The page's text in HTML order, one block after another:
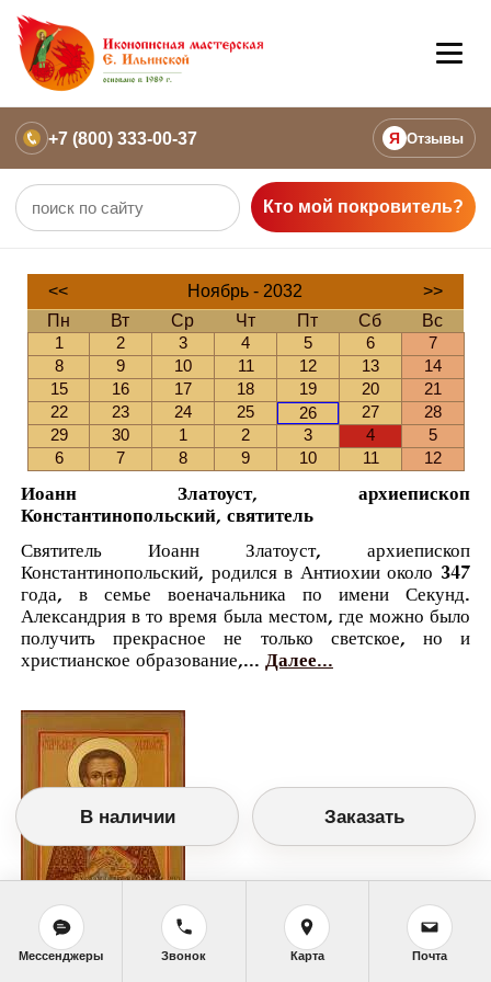
+7 (800) 333-00-37 Я Отзывы
Кто мой покровитель?
<< Ноябрь - 2032
>>
Пн
Вт Ср Чт Пт Сб
Вс
1
2 3 4 5 6
7
8
9 10 11 12 13
14
15
16 17 18 19 20
21
22
23 24 25 26 27
28
29
30 1 2 3 4
5
6
7 8 9 10 11 12
Иоанн Златоуст, архиепископ
Константинопольский, святитель
Святитель Иоанн Златоуст, архиепископ
Константинопольский, родился в Антиохии около 347
года, в семье военачальника по имени Секунд.
Александрия в то время была местом, где можно было
получить прекрасное не только светское, но и
христианское образование,... Далее...
Православный календарь
В наличии Заказать
Мессенджеры Звонок Карта Почта